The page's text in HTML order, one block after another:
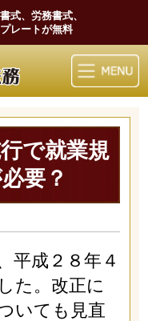
式、労務書式、
レートが無料
マイ法務
で就業規
要？
平成２８年４
た。改正に
いても見直